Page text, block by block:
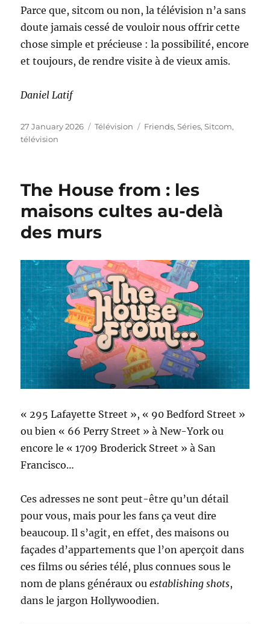
Parce que, sitcom ou non, la télévision n’a sans
doute jamais cessé de vouloir nous offrir cette
chose simple et précieuse : la possibilité, encore
et toujours, de rendre visite à de vieux amis.
Daniel Latif
Posted
on
27 January 2026 Categories
Télévision Tags
Friends,Séries,Sitcom,
télévision
The House from : les
maisons cultes au-delà
des murs
« 295 Lafayette Street », « 90 Bedford Street »
ou bien « 66 Perry Street » à New-York ou
encore le « 1709 Broderick Street » à San
Francisco…
Ces adresses ne sont peut-être qu’un détail
pour vous, mais pour les fans ça veut dire
beaucoup. Il s’agit, en effet, des maisons ou
façades d’appartements que l’on aperçoit dans
ces films ou séries télé, plus connues sous le
nom de plans généraux ouestablishing shots,
dans le jargon Hollywoodien.